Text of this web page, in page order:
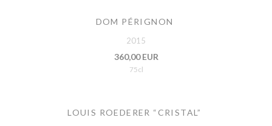
DOM PÉRIGNON
2015
360,00 EUR
75cl
LOUIS ROEDERER “CRISTAL”